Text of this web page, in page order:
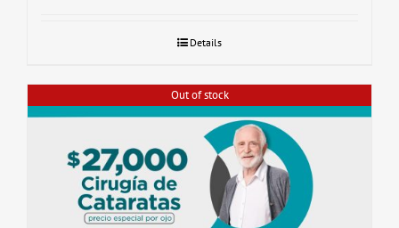
Details
Out of stock